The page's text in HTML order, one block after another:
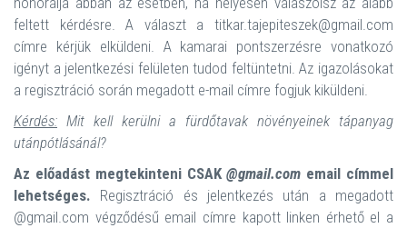
feltett kérdésre. A választ a titkar.tajepiteszek@gmail.com
címre kérjük elküldeni. A kamarai pontszerzésre vonatkozó
igényt a jelentkezési felületen tudod feltüntetni. Az igazolásokat
a regisztráció során megadott e-mail címre fogjuk kiküldeni.
Kérdés: Mit kell kerülni a fürdőtavak növényeinek tápanyag
utánpótlásánál?
Az előadást megtekinteni CSAK@gmail.com email címmel
lehetséges. Regisztráció és jelentkezés után a megadott
@gmail.com végződésű email címre kapott linken érhető el a